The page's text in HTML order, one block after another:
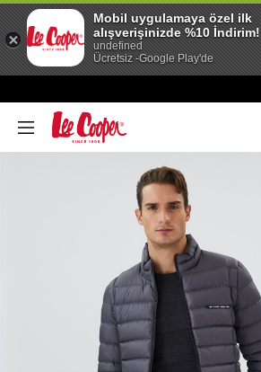
Mobil uygulamaya özel ilk
alışverişinizde %10 İndirim!
undefined
Ücretsiz -Google Play'de